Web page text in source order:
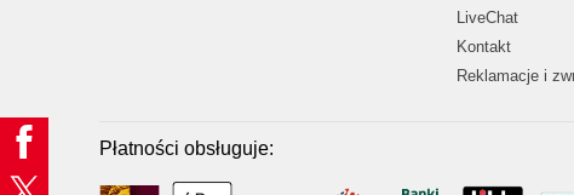
LiveChat
Kontakt
Reklamacje i
Płatności obsługuje: